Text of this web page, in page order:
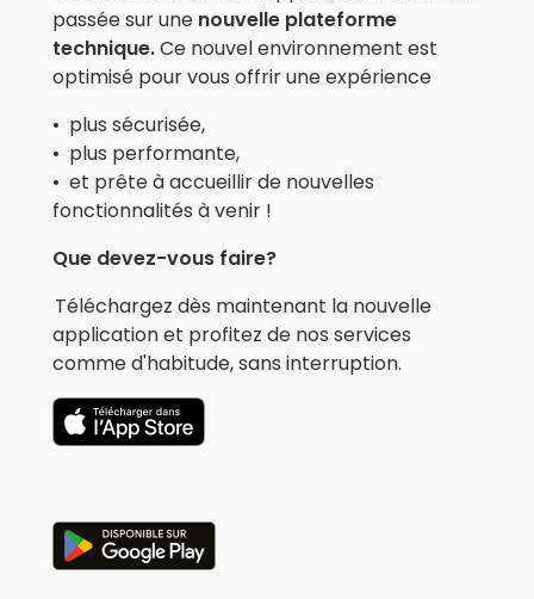
passée sur une nouvelle plateforme
technique.Ce nouvel environnement est
optimisé pour vous offrir une expérience
• plus sécurisée,
• plus performante,
• et prête à accueillir de nouvelles
fonctionnalités à venir !
Que devez-vous faire?
Téléchargez dès maintenant la nouvelle
application et profitez de nos services
comme d'habitude, sans interruption.